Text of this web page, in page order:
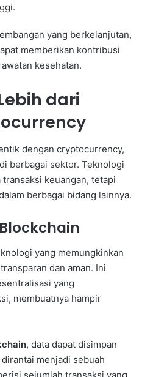
yang berkelanjutan,
memberikan kontribusi
kesehatan.
dari
dengan cryptocurrency,
berbagai sektor. Teknologi
keuangan, tetapi
berbagai bidang lainnya.
yang memungkinkan
dan aman. Ini
yang
membuatnya hampir
, data dapat disimpan
menjadi sebuah